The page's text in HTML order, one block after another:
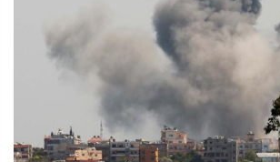
MANCA SPORT
POLICY
BERITA
WARGA